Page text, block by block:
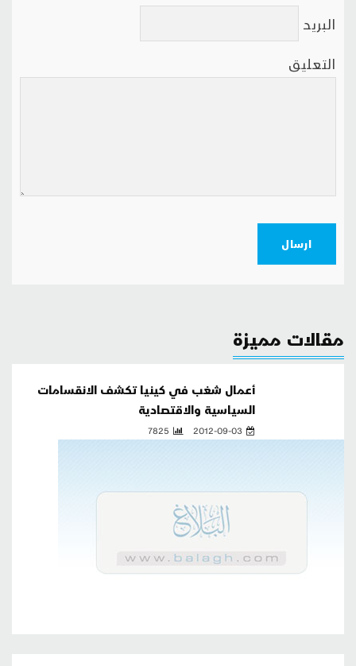
البريد
التعليق
ارسال
مقالات مميزة
أعمال شغب في كينيا تكشف الانقسامات
السياسية والاقتصادية
2012-09-03
7825